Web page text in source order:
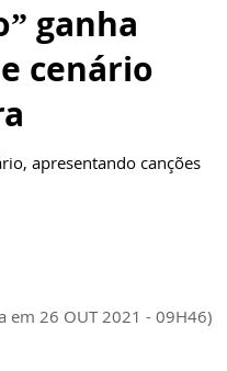
ganha
cenário
apresentando canções
em 26 OUT 2021 - 09H46)